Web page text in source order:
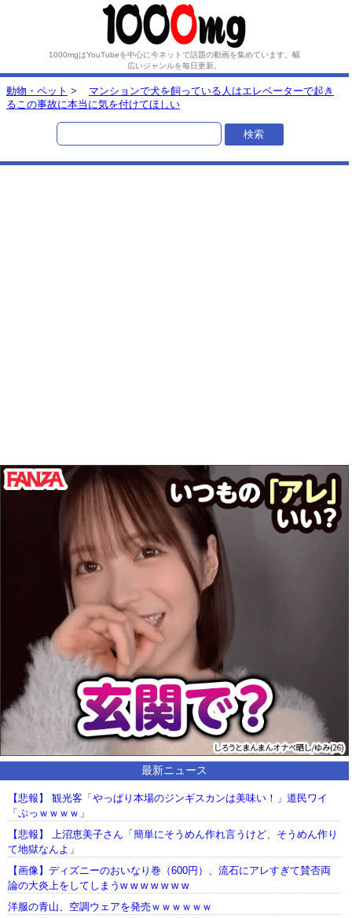
1000mgはYouTubeを中心に今ネットで話題の動画を集めています。 幅
広いジャンルを毎日更新。
動物・ペット >
マンションで犬を飼っている人はエレベーターで起き
るこの事故に本当に気を付けてほしい
最新ニュース
【悲報】 観光客「やっぱり本場のジンギスカンは美味い！」道民ワイ
「ぷっｗｗｗｗ」
【悲報】 上沼恵美子さん「簡単にそうめん作れ言うけど、そうめん作り
て地獄なんよ」
【画像】ディズニーのおいなり巻（600円）、流石にアレすぎて賛否両
論の大炎上をしてしまうw w w w w w w
洋服の青山、空調ウェアを発売ｗｗｗｗｗｗ